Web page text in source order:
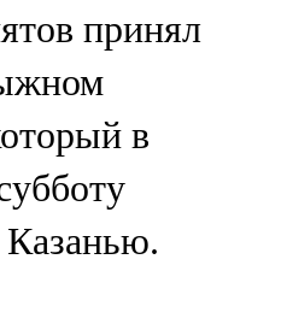
принял
в